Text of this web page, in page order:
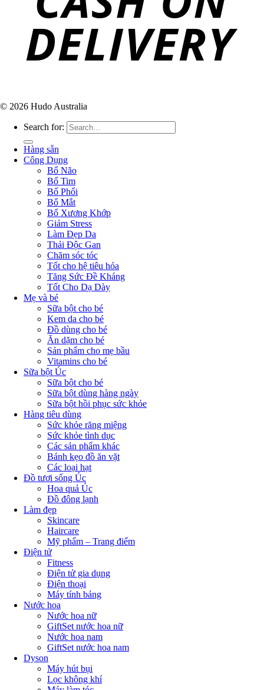
© 2026 Hudo Australia
Search for:
Hàng sẵn
Công Dụng
Bổ Não
Bổ Tim
Bổ Phổi
Bổ Mắt
Bổ Xương Khớp
Giảm Stress
Làm Đẹp Da
Thải Độc Gan
Chăm sóc tóc
Tốt cho hệ tiêu hóa
Tăng Sức Đề Kháng
Tốt Cho Dạ Dày
Mẹ và bé
Sữa bột cho bé
Kem da cho bé
Đồ dùng cho bé
Ăn dặm cho bé
Sản phẩm cho mẹ bầu
Vitamins cho bé
Sữa bột Úc
Sữa bột cho bé
Sữa bột dùng hàng ngày
Sữa bột hồi phục sức khỏe
Hàng tiêu dùng
Sức khỏe răng miệng
Sức khỏe tình dục
Các sản phẩm khác
Bánh kẹo đồ ăn vặt
Các loại hạt
Đồ tươi sống Úc
Hoa quả Úc
Đồ đông lạnh
Làm đẹp
Skincare
Haircare
Mỹ phẩm – Trang điểm
Điện tử
Fitness
Điện tử gia dụng
Điện thoại
Máy tính bảng
Nước hoa
Nước hoa nữ
GiftSet nước hoa nữ
Nước hoa nam
GiftSet nước hoa nam
Dyson
Máy hút bụi
Lọc không khí